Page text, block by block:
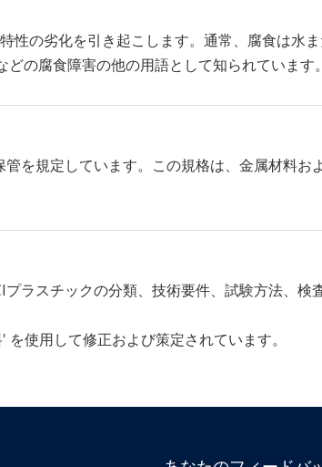
性の劣化を引き起こします。通常、腐食は水
の腐食障害の他の用語として知られています。
を規定しています。この規格は、金属材料お
ラスチックの分類、技術要件、試験方法、検
使用して修正および策定されています。